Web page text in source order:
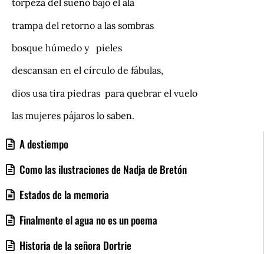
A destiempo
Como las ilustraciones de Nadja de Bretón
Estados de la memoria
Finalmente el agua no es un poema
Historia de la señora Dortrie
torpeza del sueño bajo el ala
trampa del retorno a las sombras
bosque húmedo y pieles
descansan en el círculo de fábulas,
dios usa tira piedras para quebrar el vuelo
las mujeres pájaros lo saben.